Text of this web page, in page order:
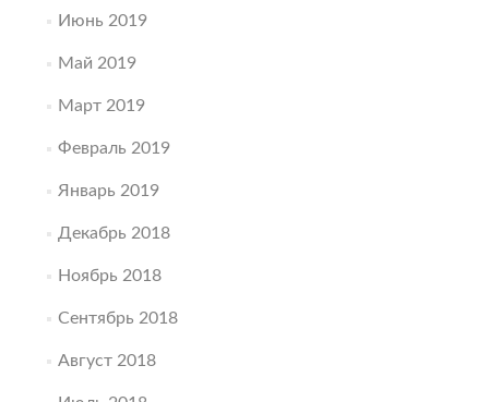
Июнь 2019
Май 2019
Март 2019
Февраль 2019
Январь 2019
Декабрь 2018
Ноябрь 2018
Сентябрь 2018
Август 2018